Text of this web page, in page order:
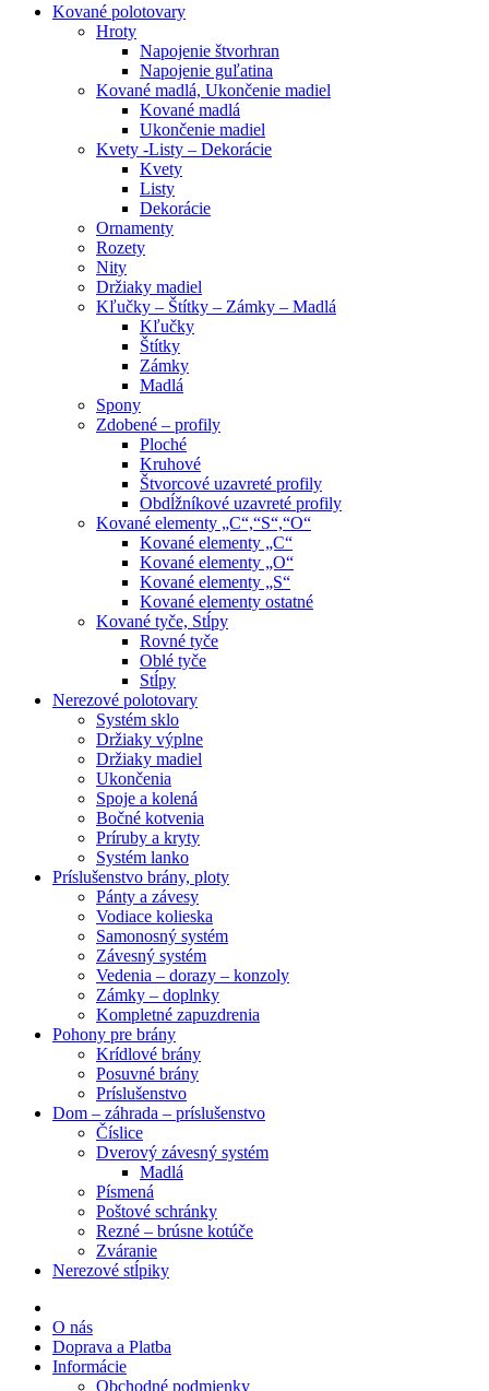
Kované polotovary
Hroty
Napojenie štvorhran
Napojenie guľatina
Kované madlá, Ukončenie madiel
Kované madlá
Ukončenie madiel
Kvety -Listy – Dekorácie
Kvety
Listy
Dekorácie
Ornamenty
Rozety
Nity
Držiaky madiel
Kľučky – Štítky – Zámky – Madlá
Kľučky
Štítky
Zámky
Madlá
Spony
Zdobené – profily
Ploché
Kruhové
Štvorcové uzavreté profily
Obdĺžníkové uzavreté profily
Kované elementy „C“,“S“,“O“
Kované elementy „C“
Kované elementy „O“
Kované elementy „S“
Kované elementy ostatné
Kované tyče, Stĺpy
Rovné tyče
Oblé tyče
Stĺpy
Nerezové polotovary
Systém sklo
Držiaky výplne
Držiaky madiel
Ukončenia
Spoje a kolená
Bočné kotvenia
Príruby a kryty
Systém lanko
Príslušenstvo brány, ploty
Pánty a závesy
Vodiace kolieska
Samonosný systém
Závesný systém
Vedenia – dorazy – konzoly
Zámky – doplnky
Kompletné zapuzdrenia
Pohony pre brány
Krídlové brány
Posuvné brány
Príslušenstvo
Dom – záhrada – príslušenstvo
Číslice
Dverový závesný systém
Madlá
Písmená
Poštové schránky
Rezné – brúsne kotúče
Zváranie
Nerezové stĺpiky
O nás
Doprava a Platba
Informácie
Obchodné podmienky